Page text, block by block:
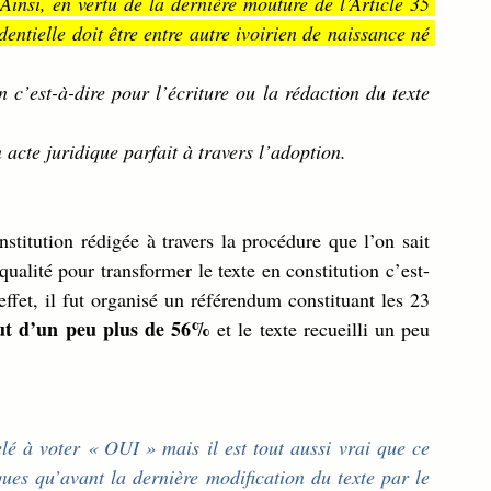
doit être entre autre ivoirien de naissance né
juridique parfait à travers l’adoption.
rédigée à travers la procédure que l’on sait
pour transformer le texte en constitution c’est-
il fut organisé un référendum constituant les 23
d’un peu plus de 56% et le texte recueilli un peu
à voter « OUI » mais il est tout aussi vrai que ce
qu’avant la dernière modification du texte par le